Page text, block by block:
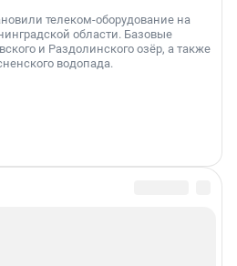
телеком-оборудование на
области. Базовые
и Раздолинского озёр, а также
водопада.